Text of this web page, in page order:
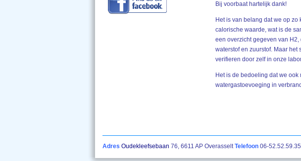
Bij voorbaat hartelijk dank!
Het is van belang dat we op
calorische waarde, wat is de
een overzicht gegeven van
waterstof en zuurstof. Maar
verifieren door zelf in onze
Het is de bedoeling dat we
watergastoevoeging in
Adres Oudekleefsebaan 76, 6611 AP OverasseltTelefoon 06-52.52.59.35